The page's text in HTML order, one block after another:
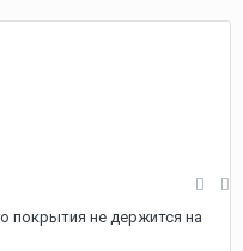
покрытия не держится на